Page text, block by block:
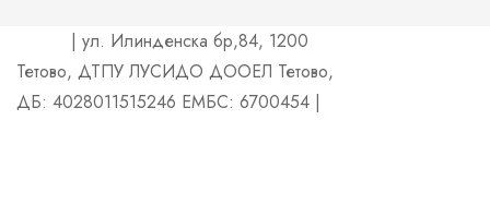
| ул. Илинденска бр,84, 1200
Тетово, ДТПУ ЛУСИДО ДООЕЛ Тетово,
ДБ: 4028011515246 ЕМБС: 6700454 |